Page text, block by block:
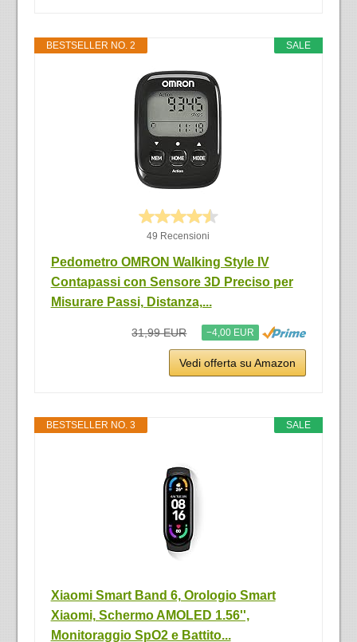
SALE
BESTSELLER NO. 2
49 Recensioni
Pedometro OMRON Walking Style IV
Contapassi con Sensore 3D Preciso per
Misurare Passi, Distanza,...
31,99 EUR −4,00 EUR
Vedi offerta su Amazon
SALE
BESTSELLER NO. 3
Xiaomi Smart Band 6, Orologio Smart
Xiaomi, Schermo AMOLED 1.56'',
Monitoraggio SpO2 e Battito...